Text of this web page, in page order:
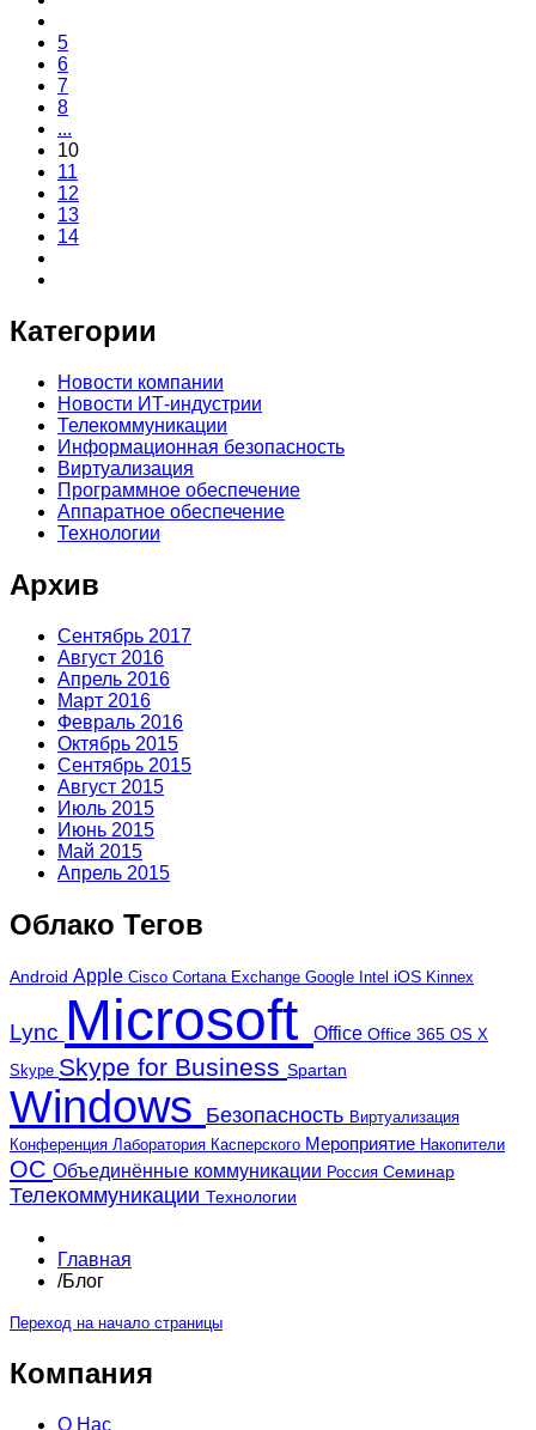
5
6
7
8
...
10
11
12
13
14
Категории
Новости компании
Новости ИТ-индустрии
Телекоммуникации
Информационная безопасность
Виртуализация
Программное обеспечение
Аппаратное обеспечение
Технологии
Архив
Сентябрь 2017
Август 2016
Апрель 2016
Март 2016
Февраль 2016
Октябрь 2015
Сентябрь 2015
Август 2015
Июль 2015
Июнь 2015
Май 2015
Апрель 2015
Облако Тегов
Android Apple Cisco Cortana Exchange Google Intel iOS Kinnex
Lync Microsoft Office Office 365 OS X
Skype Skype for Business Spartan
Windows Безопасность Виртуализация
Конференция Лаборатория Касперского Мероприятие Накопители
ОС Объединённые коммуникации Россия Семинар
Телекоммуникации Технологии
Главная
/Блог
Переход на начало страницы
Компания
О Нас